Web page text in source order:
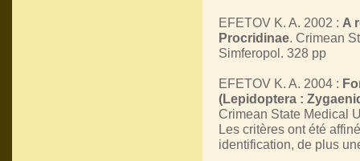
EFETOV K. A. 2002 : A
Procridinae. Crimean
Simferopol. 328 pp
EFETOV K. A. 2004 :
(Lepidoptera :
Crimean State Medical
Les critères ont été
identification, de plus